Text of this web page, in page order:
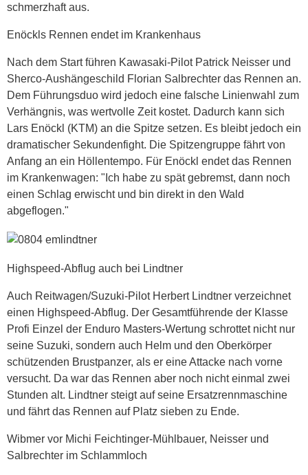
schmerzhaft aus.
Enöckls Rennen endet im Krankenhaus
Nach dem Start führen Kawasaki-Pilot Patrick Neisser und
Sherco-Aushängeschild Florian Salbrechter das Rennen an.
Dem Führungsduo wird jedoch eine falsche Linienwahl zum
Verhängnis, was wertvolle Zeit kostet. Dadurch kann sich
Lars Enöckl (KTM) an die Spitze setzen. Es bleibt jedoch ein
dramatischer Sekundenfight. Die Spitzengruppe fährt von
Anfang an ein Höllentempo. Für Enöckl endet das Rennen
im Krankenwagen: "Ich habe zu spät gebremst, dann noch
einen Schlag erwischt und bin direkt in den Wald
abgeflogen."
Highspeed-Abflug auch bei Lindtner
Auch Reitwagen/Suzuki-Pilot Herbert Lindtner verzeichnet
einen Highspeed-Abflug. Der Gesamtführende der Klasse
Profi Einzel der Enduro Masters-Wertung schrottet nicht nur
seine Suzuki, sondern auch Helm und den Oberkörper
schützenden Brustpanzer, als er eine Attacke nach vorne
versucht. Da war das Rennen aber noch nicht einmal zwei
Stunden alt. Lindtner steigt auf seine Ersatzrennmaschine
und fährt das Rennen auf Platz sieben zu Ende.
Wibmer vor Michi Feichtinger-Mühlbauer, Neisser und
Salbrechter im Schlammloch